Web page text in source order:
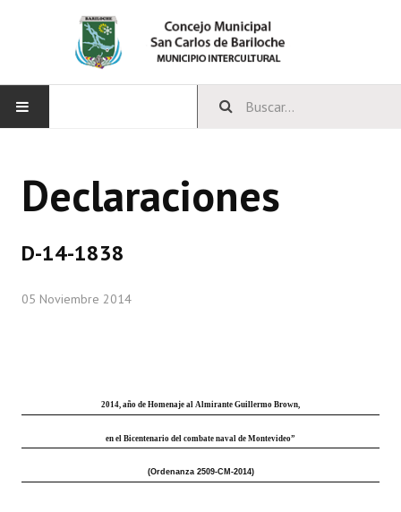
CONCEJO
Programas
Declaraciones
D-14-1838
05 Noviembre 2014
2014, año de Homenaje al Almirante Guillermo Brown,
en el Bicentenario del combate naval de Montevideo”
(Ordenanza 2509-CM-2014)